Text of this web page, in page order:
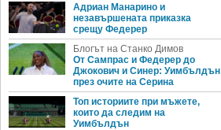
Адриан Манарино и
незавършената приказка
срещу Федерер
Блогът на Станко Димов
От Сампрас и Федерер до
Джокович и Синер: Уимбълдън
през очите на Серина
Топ историите при мъжете,
които да следим на
Уимбълдън